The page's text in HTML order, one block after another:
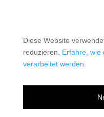
Diese Website
reduzieren. Erfahre, wie
verarbeitet werden.